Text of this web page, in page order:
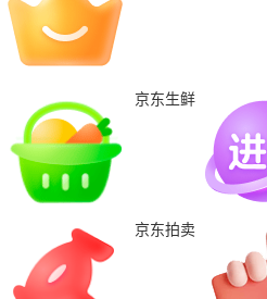
京东生鲜
京东拍卖